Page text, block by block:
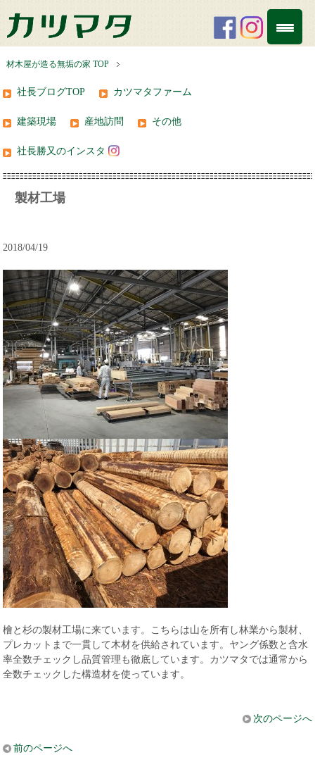
材木屋が造る無垢の家 TOP
社長ブログTOP カツマタファーム
建築現場 産地訪問 その他
社長勝又のインスタ
製材工場
2018/04/19
檜と杉の製材工場に来ています。こちらは山を所有し林業から製材、
プレカットまで一貫して木材を供給されています。ヤング係数と含水
率全数チェックし品質管理も徹底しています。カツマタでは通常から
全数チェックした構造材を使っています。
次のページへ
前のページへ